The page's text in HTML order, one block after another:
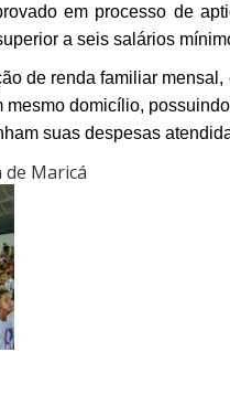
em processo de
a seis salários
de renda familiar
mesmo domicílio,
suas despesas
Maricá